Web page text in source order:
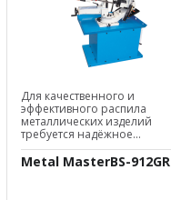
Для качественного и
эффективного распила
металлических изделий
требуется надёжное...
Metal MasterBS-912GR